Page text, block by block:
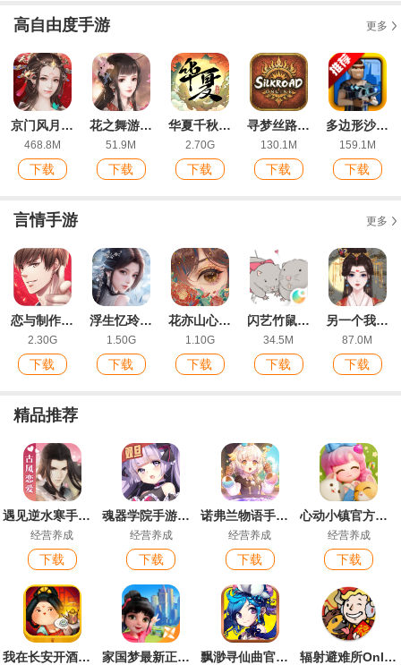
高自由度手游 更多
京门风月最新版
468.8M
下载
花之舞游戏最新版
51.9M
下载
华夏千秋手游官方版
2.70G
下载
寻梦丝路手游官方版
130.1M
下载
多边形沙盒游戏手机版
159.1M
下载
言情手游 更多
恋与制作人安卓官服
2.30G
下载
浮生忆玲珑官方版
1.50G
下载
花亦山心之月九游版
1.10G
下载
闪艺竹鼠求生记官方版
34.5M
下载
另一个我2皇家公主免广告版
87.0M
下载
精品推荐
遇见逆水寒手游最新版
经营养成
下载
魂器学院手游最新版
经营养成
下载
诺弗兰物语手游安卓版
经营养成
下载
心动小镇官方正版
经营养成
下载
我在长安开酒肆手游 家国梦最新正版手游 飘渺寻仙曲官方版 辐射避难所Online官方版本